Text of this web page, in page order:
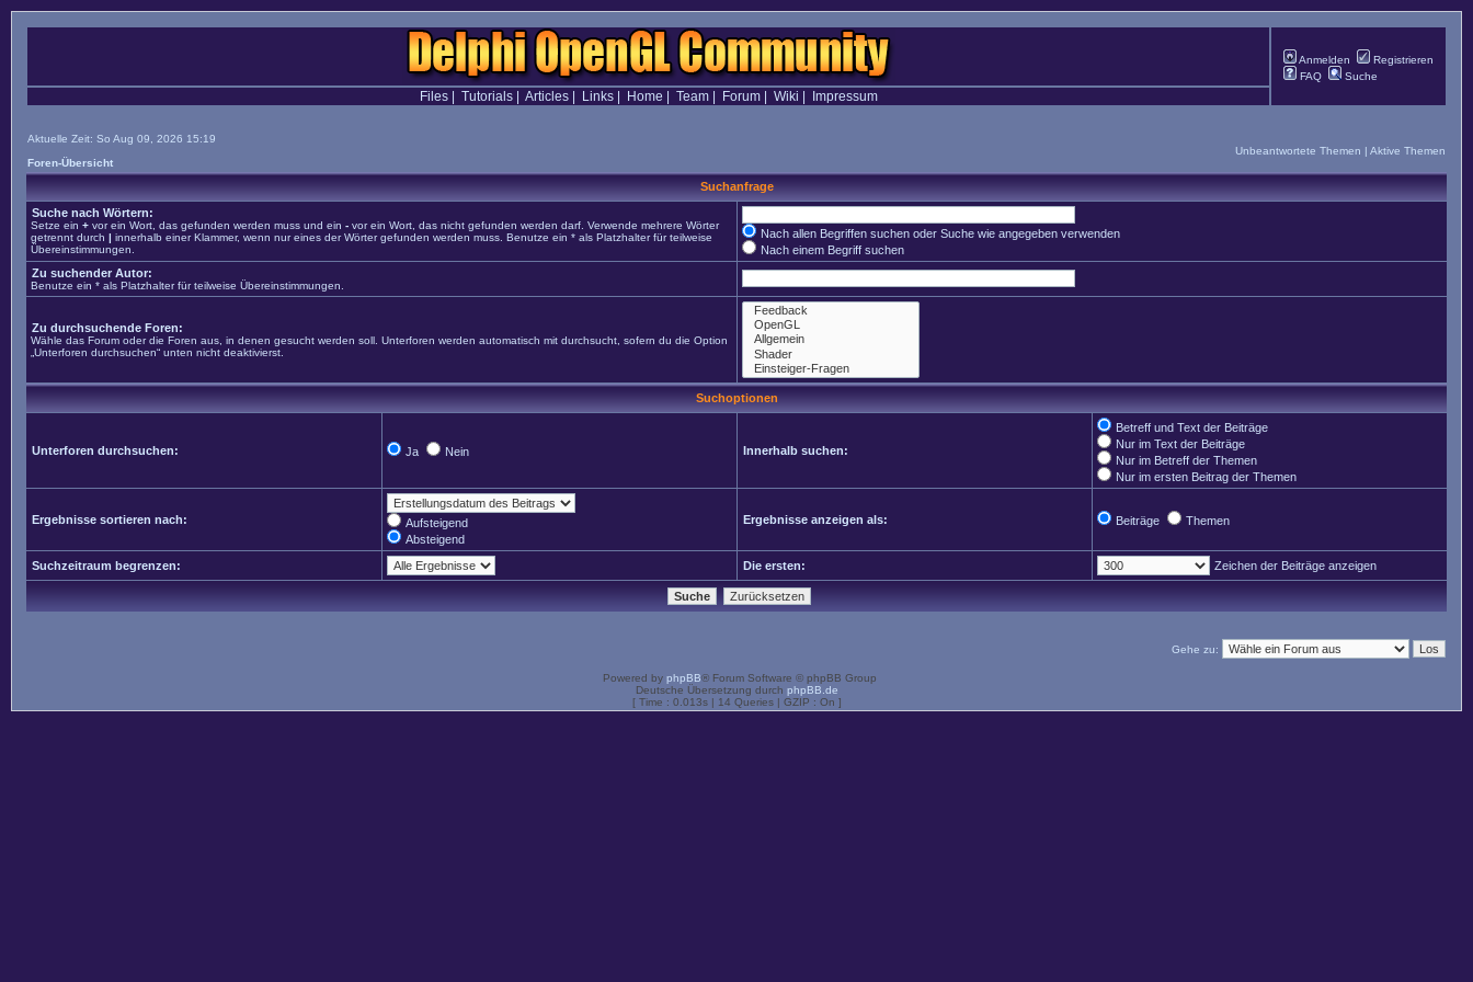
Anmelden
Registrieren
FAQ
Suche
Files| Tutorials| Articles| Links| Home Team| Forum| Wiki Impressum
Aktuelle Zeit: So Aug 09, 2026 15:19
Foren-Übersicht
Unbeantwortete Themen | Aktive Themen
Suchanfrage
Suche nach Wörtern:
Setze ein + vor ein Wort, das gefunden werden muss und ein - vor ein Wort, das nicht gefunden werden darf. Verwende mehrere Wörter
getrennt durch | innerhalb einer Klammer, wenn nur eines der Wörter gefunden werden muss. Benutze ein * als Platzhalter für teilweise
Übereinstimmungen.
Nach allen Begriffen suchen oder Suche wie angegeben verwenden
Nach einem Begriff suchen
Zu suchender Autor:
Benutze ein * als Platzhalter für teilweise Übereinstimmungen.
Zu durchsuchende Foren:
Wähle das Forum oder die Foren aus, in denen gesucht werden soll. Unterforen werden automatisch mit durchsucht, sofern du die Option
„Unterforen durchsuchen“ unten nicht deaktivierst.
Suchoptionen
Unterforen durchsuchen: Ja Nein Innerhalb suchen:
Betreff und Text der Beiträge
Nur im Text der Beiträge
Nur im Betreff der Themen
Nur im ersten Beitrag der Themen
Ergebnisse sortieren nach:
Aufsteigend
Absteigend
Ergebnisse anzeigen als: Beiträge Themen
Suchzeitraum begrenzen: Die ersten: Zeichen der Beiträge anzeigen
Gehe zu:
Powered by phpBB® Forum Software © phpBB Group
Deutsche Übersetzung durch phpBB.de
[ Time : 0.013s | 14 Queries | GZIP : On ]